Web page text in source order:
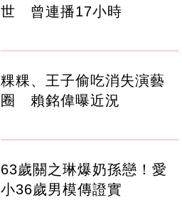
世 曾連播17小時
粿粿、王子偷吃消失演藝
圈 賴銘偉曝近況
63歲關之琳爆奶孫戀！愛
小36歲男模傳證實